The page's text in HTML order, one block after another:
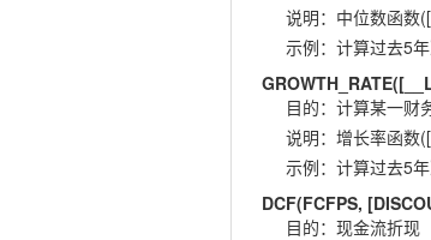
说明： 中位数函数
示例： 计算过去5
目的： 计算某一财
说明： 增长率函数
示例： 计算过去5
DCF(FCFPS,
目的： 现金流折现